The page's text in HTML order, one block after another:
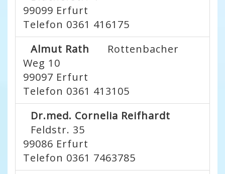
99099 Erfurt
Telefon 0361 416175
Almut Rath
Rottenbacher
Weg 10
99097 Erfurt
Telefon 0361 413105
Dr.med. Cornelia Reifhardt
Feldstr. 35
99086 Erfurt
Telefon 0361 7463785